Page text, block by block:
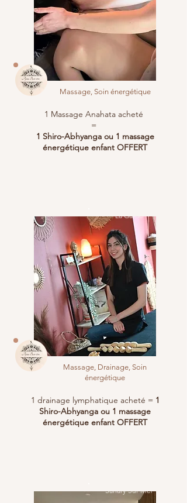
Massage, Soin énergétique
1 Massage Anahata acheté
=
1 Shiro-Abhyanga ou 1 massage
énergétique enfant OFFERT
Massage, Drainage, Soin
énergétique
1 drainage lymphatique acheté =1
Shiro-Abhyanga ou 1 massage
énergétique enfant OFFERT
La Garde
Sanary Sur Mer